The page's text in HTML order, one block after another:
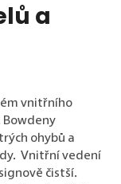
a
vnitřního
Bowdeny
ohybů a
Vnitřní vedení
čistší.